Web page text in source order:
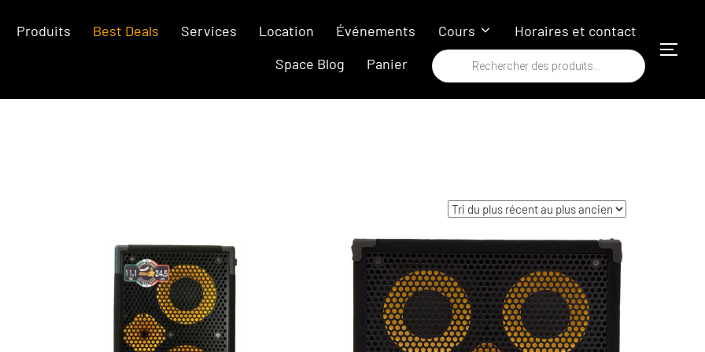
Produits Best Deals Services Location Événements Cours
Horaires et contact
Space Blog
Panier
Recherche
de
produits